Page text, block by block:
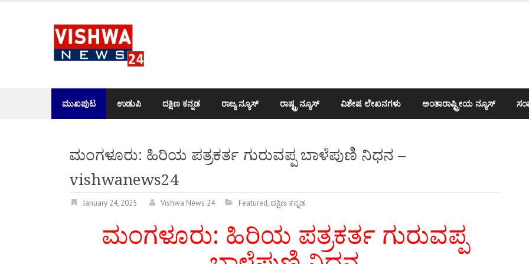
ಮುಖಪುಟ ಉಡುಪಿ ದಕ್ಷಿಣ ಕನ್ನಡ ರಾಜ್ಯ ನ್ಯೂಸ್ ರಾಷ್ಟ್ರ ನ್ಯೂಸ್ ವಿಶೇಷ ಲೇಖನಗಳು ಅಂತಾರಾಷ್ಟ್ರೀಯ ನ್ಯೂಸ್
ಮಂಗಳೂರು: ಹಿರಿಯ ಪತ್ರಕರ್ತ ಗುರುವಪ್ಪ ಬಾಳೆಪುಣಿ ನಿಧನ –
vishwanews24
January 24, 2025 Vishwa News 24 Featured,ದಕ್ಷಿಣ ಕನ್ನಡ
ಮಂಗಳೂರು: ಹಿರಿಯ ಪತ್ರಕರ್ತ ಗುರುವಪ್ಪ